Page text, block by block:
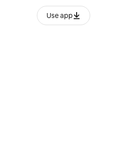
Use app